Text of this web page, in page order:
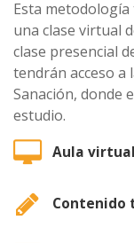
Esta metodología
una clase virtual
clase presencial
tendrán acceso a
Sanación, donde
estudio.
Aula virtual
Contenido